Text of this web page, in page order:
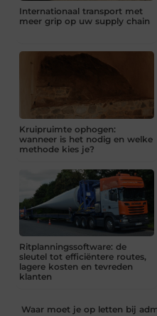
Internationaal transport met
meer grip op uw supply chain
Kruipruimte ophogen:
wanneer is het nodig en welke
methode kies je?
Ritplanningssoftware: de
sleutel tot efficiëntere routes,
lagere kosten en tevreden
klanten
Waar moet je op letten bij